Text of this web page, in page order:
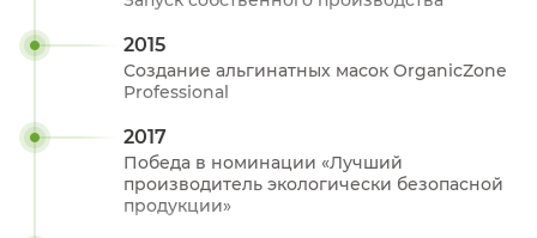
2015
Создание альгинатных масок OrganicZone
Professional
2017
Победа в номинации «Лучший
производитель экологически безопасной
продукции»